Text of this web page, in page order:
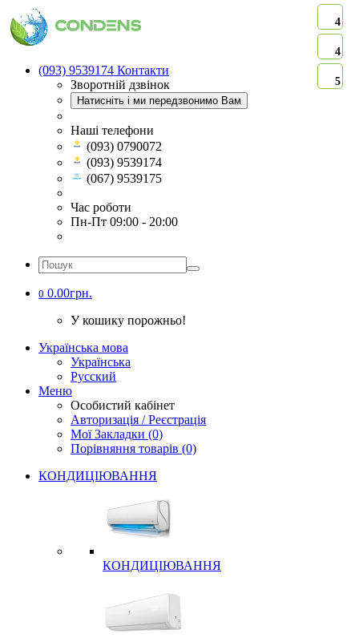
(093) 9539174 Контакти
Зворотній дзвінок
Натисніть і ми передзвонимо Вам
Наші телефони
(093) 0790072
(093) 9539174
(067) 9539175
Час роботи
Пн-Пт 09:00 - 20:00
0 0.00грн.
У кошику порожньо!
Українська мова
Українська
Русский
Меню
Особистий кабінет
Авторизація / Реєстрація
Мої Закладки (0)
Порівняння товарів (0)
КОНДИЦІЮВАННЯ
КОНДИЦІЮВАННЯ
4
4
5